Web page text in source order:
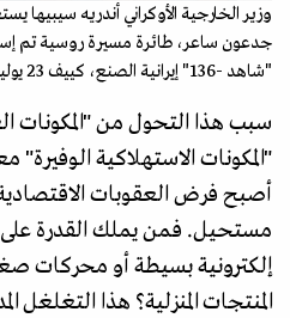
وزير الخارجية الأوكراني أندريه سيبيها
جدعون ساعر، طائرة مسيرة روسية تم
"شاهد -136" إيرانية الصنع، كييف 23 يوليو 2025
سبب هذا التحول من "المكونات
"المكونات الاستهلاكية
أصبح فرض العقوبات
مستحيل. فمن يملك القدرة
إلكترونية بسيطة أو محركات
المنتجات المنزلية؟ هذا التغلغل